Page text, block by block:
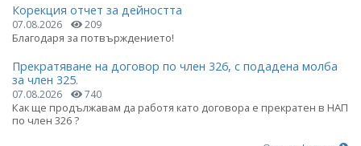
Корекция отчет за дейността
07.08.2026 209
Благодаря за потвърждението!
Прекратяване на договор по член 326, с подадена молба
за член 325.
07.08.2026 740
Как ще продължавам да работя като договора е прекратен в НАП
по член 326 ?